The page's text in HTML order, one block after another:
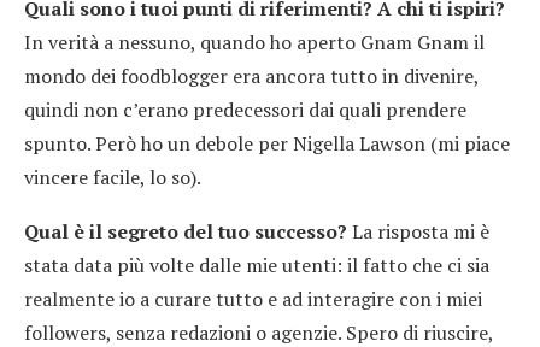
Quali sono i tuoi punti di riferimenti? A chi ti ispiri?
In verità a nessuno, quando ho aperto Gnam Gnam il
mondo dei foodblogger era ancora tutto in divenire,
quindi non c’erano predecessori dai quali prendere
spunto. Però ho un debole per Nigella Lawson (mi piace
vincere facile, lo so).
Qual è il segreto del tuo successo? La risposta mi è
stata data più volte dalle mie utenti: il fatto che ci sia
realmente io a curare tutto e ad interagire con i miei
followers, senza redazioni o agenzie. Spero di riuscire,